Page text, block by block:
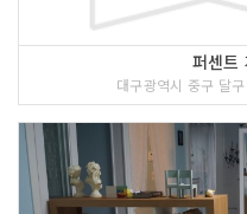
퍼센트
대구광역시 중구 달